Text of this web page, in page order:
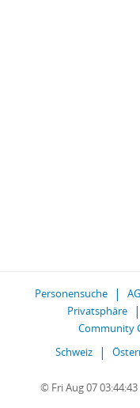
Personensuche
Privatsphäre
Community
Schweiz
© Fri Aug 07